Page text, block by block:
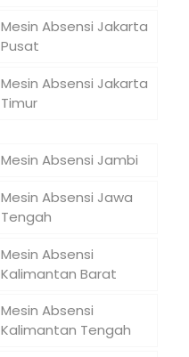
Mesin Absensi Jakarta
Pusat
Mesin Absensi Jakarta
Timur
Mesin Absensi Jambi
Mesin Absensi Jawa
Tengah
Mesin Absensi
Kalimantan Barat
Mesin Absensi
Kalimantan Tengah